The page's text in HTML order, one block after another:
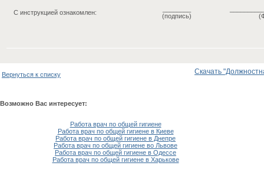
С инструкцией ознакомлен:
(подпись)
Вернуться к списку Скачать
Возможно Вас интересует:
Работа врач по общей гигиене
Работа врач по общей гигиене в Киеве
Работа врач по общей гигиене в Днепре
Работа врач по общей гигиене во Львове
Работа врач по общей гигиене в Одессе
Работа врач по общей гигиене в Харькове